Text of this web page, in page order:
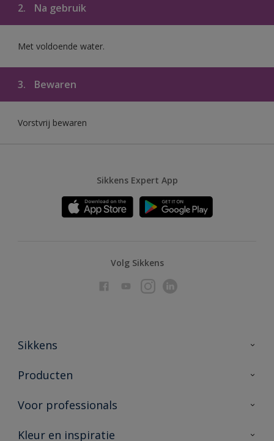
2. Na gebruik
Met voldoende water.
3. Bewaren
Vorstvrij bewaren
Sikkens Expert App
Volg Sikkens
Sikkens
Over Sikkens
Duurzaamheid
Producten
Producten voor binnen
Vind je verkooppunt
Voor professionals
Advies & service
Kleur en inspiratie